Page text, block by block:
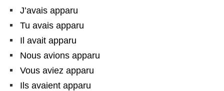
J’avais apparu
Tu avais apparu
Il avait apparu
Nous avions apparu
Vous aviez apparu
Ils avaient apparu